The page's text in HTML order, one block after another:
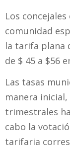
Los
comunidad
la tarifa plana
de $ 45 a $56
Las tasas
manera
trimestrales
cabo la
tarifaria